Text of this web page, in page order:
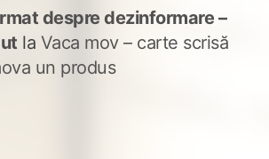
despre dezinformare –
la Vaca mov – carte scrisă
un produs